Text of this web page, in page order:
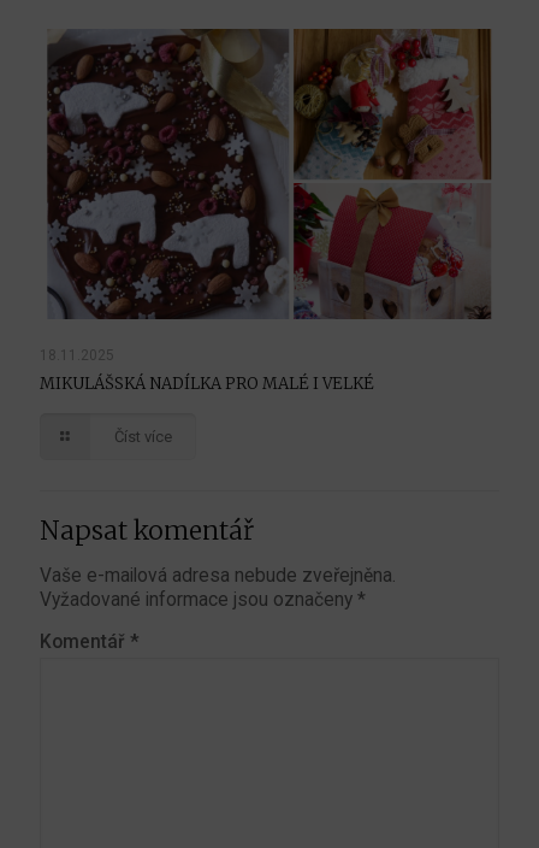
18.11.2025
MIKULÁŠSKÁ NADÍLKA PRO MALÉ I VELKÉ
Číst více
Napsat komentář
Vaše e-mailová adresa nebude zveřejněna.
Vyžadované informace jsou označeny *
Komentář *